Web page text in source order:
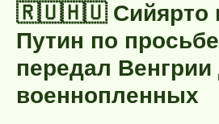
🇷🇺🇭🇺 Сийярто
Путин по
передал Венгрии
военнопленных